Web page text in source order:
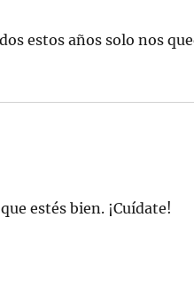
estos años solo nos
estés bien. ¡Cuídate!